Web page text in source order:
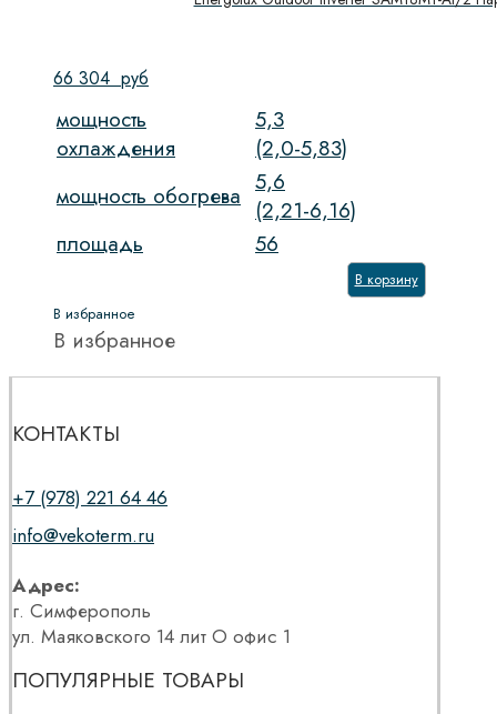
66 304 руб
мощность
охлаждения
5,3
(2,0-5,83)
мощность обогрева 5,6
(2,21-6,16)
площадь
56
В корзину
В избранное
В избранное
КОНТАКТЫ
+7 (978) 221 64 46
info@vekoterm.ru
Адрес:
г. Симферополь
ул. Маяковского 14 лит О офис 1
ПОПУЛЯРНЫЕ ТОВАРЫ